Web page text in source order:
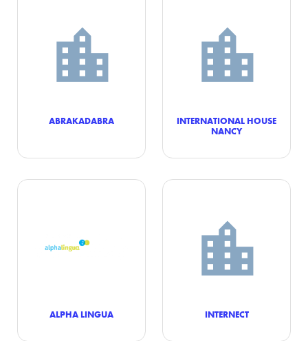
ABRAKADABRA
INTERNATIONAL HOUSE
NANCY
ALPHA LINGUA INTERNECT